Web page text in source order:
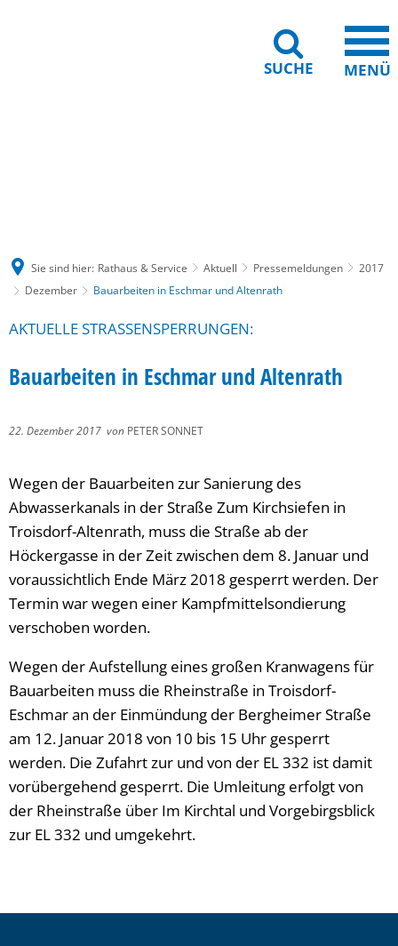
SUCHE MENÜ
Sie sind hier: Rathaus & Service Aktuell Pressemeldungen
2017
Dezember
Bauarbeiten in Eschmar und Altenrath
AKTUELLE STRASSENSPERRUNGEN:
Bauarbeiten in Eschmar und Altenrath
22. Dezember 2017 von PETER SONNET
Wegen der Bauarbeiten zur Sanierung des
Abwasserkanals in der Straße Zum Kirchsiefen in
Troisdorf-Altenrath, muss die Straße ab der
Höckergasse in der Zeit zwischen dem 8. Januar und
voraussichtlich Ende März 2018 gesperrt werden. Der
Termin war wegen einer Kampfmittelsondierung
verschoben worden.
Wegen der Aufstellung eines großen Kranwagens für
Bauarbeiten muss die Rheinstraße in Troisdorf-
Eschmar an der Einmündung der Bergheimer Straße
am 12. Januar 2018 von 10 bis 15 Uhr gesperrt
werden. Die Zufahrt zur und von der EL 332 ist damit
vorübergehend gesperrt. Die Umleitung erfolgt von
der Rheinstraße über Im Kirchtal und Vorgebirgsblick
zur EL 332 und umgekehrt.